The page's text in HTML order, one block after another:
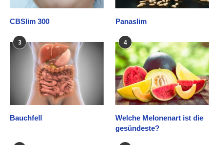
CBSlim 300 Panaslim
3
Bauchfell
4
Welche Melonenart ist die
gesündeste?